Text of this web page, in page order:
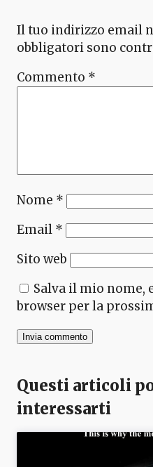
Il tuo indirizzo email
obbligatori sono
Commento *
Nome *
Email *
Sito web
Salva il mio nome,
browser per la
Questi articoli
interessarti